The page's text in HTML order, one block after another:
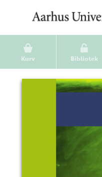
Kurv Bibliotek